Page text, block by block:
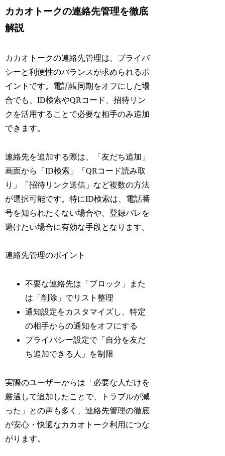
カカオトークの連絡先管理を徹底
解説
カカオトークの連絡先管理は、プライバ
シーと利便性のバランスが求められるポ
イントです。電話帳同期をオフにした場
合でも、ID検索やQRコード、招待リン
クを活用することで必要な相手のみ追加
できます。
連絡先を追加する際は、「友だち追加」
画面から「ID検索」「QRコード読み取
り」「招待リンク送信」など複数の方法
が選択可能です。特にID検索は、電話番
号を知られたくない場合や、登録バレを
避けたい場合に有効な手段となります。
連絡先管理のポイント
不要な連絡先は「ブロック」また
は「削除」でリスト整理
通知設定をカスタマイズし、特定
の相手からの通知をオフにする
プライバシー設定で「自分を友だ
ち追加できる人」を制限
実際のユーザーからは「必要な人だけを
厳選して追加したことで、トラブルが減
った」との声も多く、連絡先管理の徹底
が安心・快適なカカオトーク利用につな
がります。